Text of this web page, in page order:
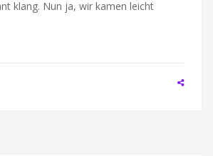
klang. Nun ja, wir kamen leicht